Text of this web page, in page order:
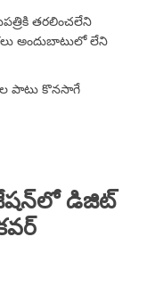
తరలించలేని
అందుబాటులో లేని
పాటు కొనసాగే
డిజిట్